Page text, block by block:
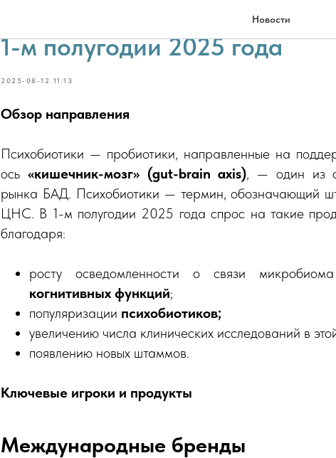
Новости
Развитие сегмента
1-м полугодии 2025 года
2025-08-12 11:13
Обзор направления
Психобиотики — пробиотики, направленные на
ось «кишечник-мозг» (gut-brain axis), — один из
рынка БАД. Психобиотики — термин, обозначающий
ЦНС. В 1-м полугодии 2025 года спрос на такие
благодаря:
росту осведомленности о связи
когнитивных функций;
популяризации психобиотиков;
увеличению числа клинических исследований в
появлению новых штаммов.
Ключевые игроки и продукты
Международные бренды